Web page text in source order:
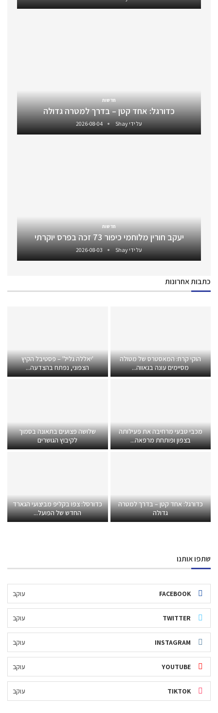
חדשות
כדורגל: אחד קטן – בדרך למטרה גדולה
על ידיShay
2026-08-04
חדשות
יעקב חורין מלוחמי כיפור 73 זכה בפרס יוקרתי
על ידיShay
2026-08-03
כתבות אחרונות
הוקי קרח: המאסטרס של מטולה
מסיימים עונה בגאווה...
'יאללה גליל' – פסטיבל הקיץ
הצפוני, נפתח בהצדעה...
מכבי טבעי מרחיבה את פעילותה
בצפון ופותחת מרפאה...
שלושה פצועים בתאונה בסמוך
לקיבוץ הגושרים
כדורגל: אחד קטן – בדרך למטרה
גדולה
כדורסל: צפו בקליפ מביצועי הגארד
החדש של הפועל...
שתפו אותנו
FACEBOOK עוקב
TWITTER עוקב
INSTAGRAM עוקב
YOUTUBE עוקב
TIKTOK עוקב